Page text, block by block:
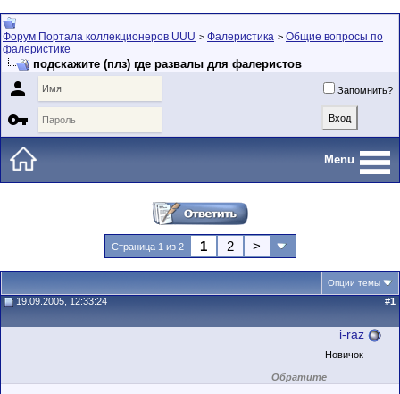
Форум Портала коллекционеров UUU > Фалеристика > Общие вопросы по
фалеристике
подскажите (плз) где развалы для фалеристов
 Запомнить?

Menu
Страница 1 из 2 1 2 >
Опции темы
19.09.2005, 12:33:24 #1
i-raz
Новичок
Обратите
внимание на